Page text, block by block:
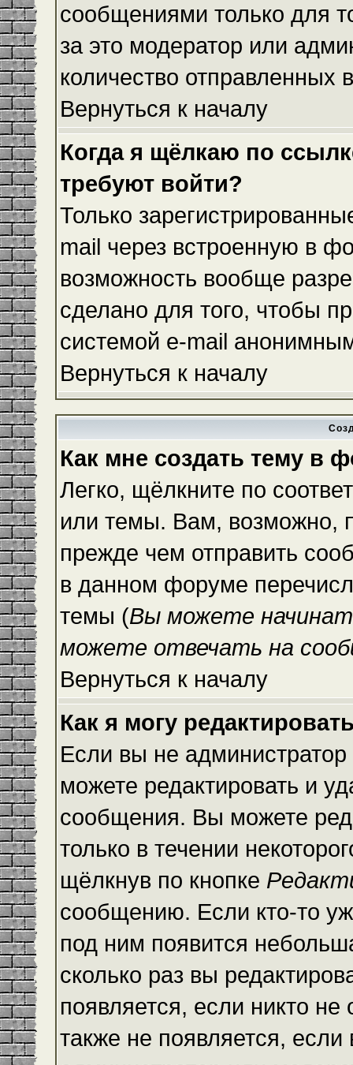
сообщениями только для
за это модератор или
количество
Вернуться к началу
Когда я щёлкаю по
требуют войти?
Только
mail через встроенную в
возможность вообще
сделано для того, чтобы
системой e-mail
Вернуться к началу
Как мне создать тему в
Легко, щёлкните по
или темы. Вам, возможно,
прежде чем отправить
в данном форуме
темы (Вы можете
можете отвечать на
Вернуться к началу
Как я могу
Если вы не
можете редактировать и
сообщения. Вы можете
только в течении
щёлкнув по кнопке
сообщению. Если кто-то
под ним появится
сколько раз вы
появляется, если никто
также не появляется,